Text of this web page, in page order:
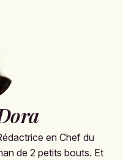
en Chef du
de 2 petits bouts. Et